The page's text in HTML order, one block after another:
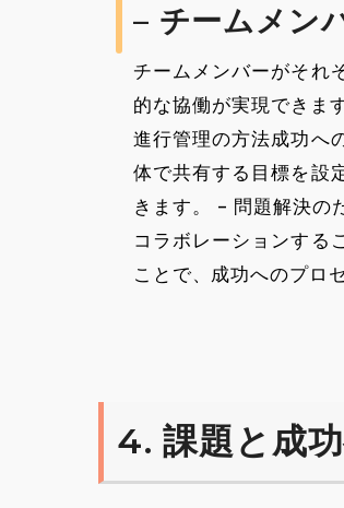
– チームメン
チームメンバーがそれ
的な協働が実現できま
進行管理の方法成功へ
体で共有する目標を設
きます。 – 問題解決の
コラボレーションする
ことで、成功へのプロ
4. 課題と成